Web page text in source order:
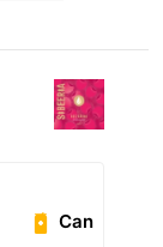
Can